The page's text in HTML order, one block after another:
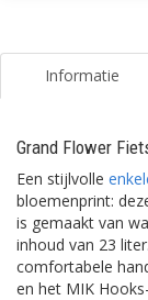
Informatie
Grand Flower
Een stijlvolle
bloemenprint:
is gemaakt van
inhoud van 23
comfortabele
en het MIK